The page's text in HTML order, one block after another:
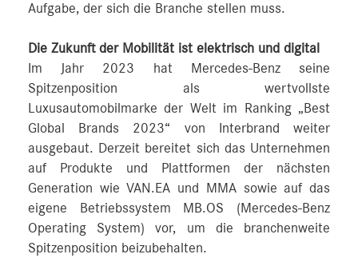
Aufgabe, der sich die Branche stellen muss.
Die Zukunft der Mobilität ist elektrisch und digital
Im Jahr 2023 hat Mercedes-Benz seine
Spitzenposition als wertvollste
Luxusautomobilmarke der Welt im Ranking „Best
Global Brands 2023“ von Interbrand weiter
ausgebaut. Derzeit bereitet sich das Unternehmen
auf Produkte und Plattformen der nächsten
Generation wie VAN.EA und MMA sowie auf das
eigene Betriebssystem MB.OS (Mercedes-Benz
Operating System) vor, um die branchenweite
Spitzenposition beizubehalten.